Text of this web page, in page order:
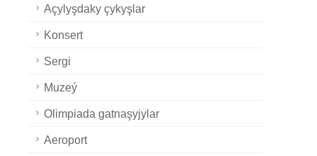
Açylyşdaky çykyşlar
Konsert
Sergi
Muzeý
Olimpiada gatnaşyjylar
Aeroport